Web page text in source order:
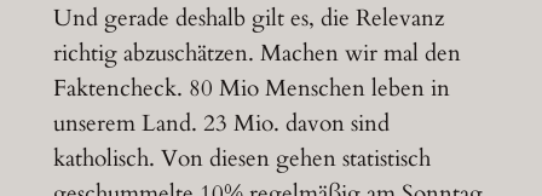
Und gerade deshalb gilt es, die Relevanz
richtig abzuschätzen. Machen wir mal den
Faktencheck. 80 Mio Menschen leben in
unserem Land. 23 Mio. davon sind
katholisch. Von diesen gehen statistisch